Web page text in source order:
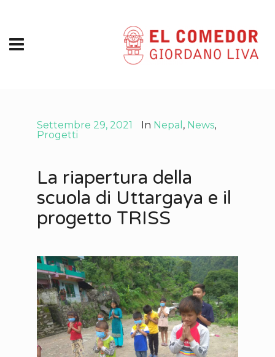
Settembre 29, 2021 In Nepal , News,
Progetti
La riapertura della
scuola di Uttargaya e il
progetto TRISS